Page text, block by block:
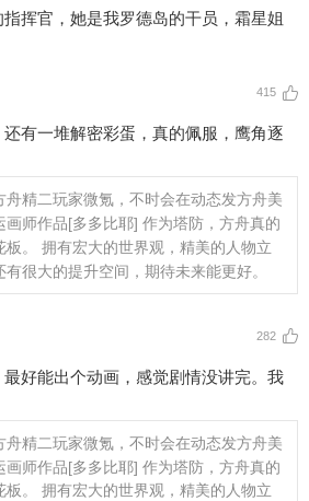
挥官，她是我罗德岛的干员，霜星姐
415
还有一堆解密彩蛋，真的佩服，鹰角逐
舟精二玩家微氪，不时会在动态发方舟美
画师作品[多多比耶] 作为塔防，方舟真的
板。 拥有宏大的世界观，精美的人物立
很大的提升空间，期待未来能更好。
282
最好能出个动画，感觉剧情没讲完。我
舟精二玩家微氪，不时会在动态发方舟美
画师作品[多多比耶] 作为塔防，方舟真的
板。 拥有宏大的世界观，精美的人物立